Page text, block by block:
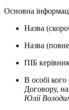
Основна
Назва
Назва
ПІБ
В особі
Договору,
Юлії